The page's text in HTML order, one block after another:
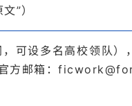
”）
可设多名高校领队）
方邮箱：